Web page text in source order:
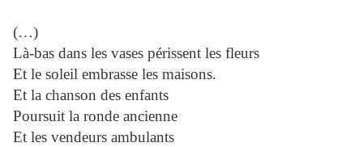
(…)
Là-bas dans les vases périssent les fleurs
Et le soleil embrasse les maisons.
Et la chanson des enfants
Poursuit la ronde ancienne
Et les vendeurs ambulants